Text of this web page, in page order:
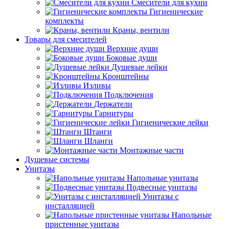
Смесители для кухни
Гигиенические
комплекты
Краны, вентили
Товары для смесителей
Верхние души
Боковые души
Душевые лейки
Кронштейны
Изливы
Подключения
Держатели
Гарнитуры
Гигиенические лейки
Штанги
Шланги
Монтажные части
Душевые системы
Унитазы
Напольные унитазы
Подвесные унитазы
Унитазы с
инсталляцией
Напольные
пристенные унитазы